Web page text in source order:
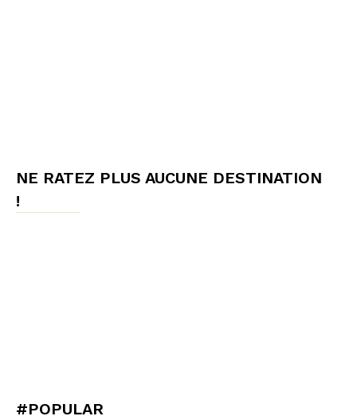
NE RATEZ PLUS AUCUNE DESTINATION
!
#POPULAR